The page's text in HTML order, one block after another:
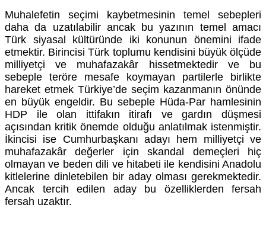
Muhalefetin seçimi kaybetmesinin temel sebepleri
daha da uzatılabilir ancak bu yazının temel amacı
Türk siyasal kültüründe iki konunun önemini ifade
etmektir. Birincisi Türk toplumu kendisini büyük ölçüde
milliyetçi ve muhafazakâr hissetmektedir ve bu
sebeple teröre mesafe koymayan partilerle birlikte
hareket etmek Türkiye’de seçim kazanmanın önünde
en büyük engeldir. Bu sebeple Hüda-Par hamlesinin
HDP ile olan ittifakın itirafı ve gardın düşmesi
açısından kritik önemde olduğu anlatılmak istenmiştir.
İkincisi ise Cumhurbaşkanı adayı hem milliyetçi ve
muhafazakâr değerler için skandal demeçleri hiç
olmayan ve beden dili ve hitabeti ile kendisini Anadolu
kitlelerine dinletebilen bir aday olması gerekmektedir.
Ancak tercih edilen aday bu özelliklerden fersah
fersah uzaktır.